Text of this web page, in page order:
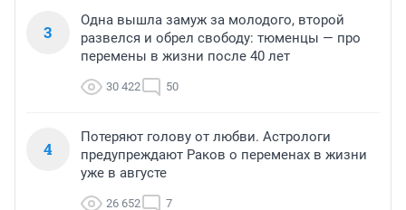
3
Одна вышла замуж за молодого, второй
развелся и обрел свободу: тюменцы — про
перемены в жизни после 40 лет
30 422 50
4
Потеряют голову от любви. Астрологи
предупреждают Раков о переменах в жизни
уже в августе
26 652 7